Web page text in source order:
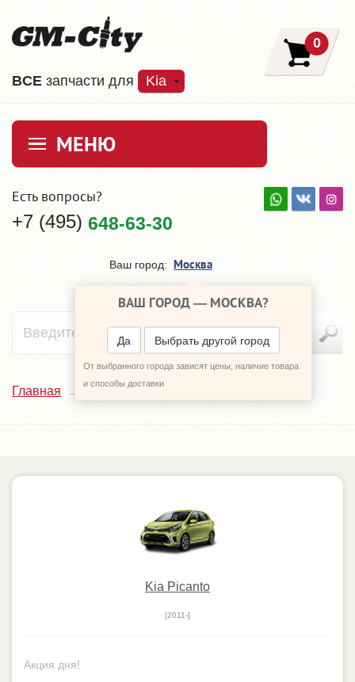
ВCE запчасти для Kia
0
МЕНЮ
Есть вопросы?
+7 (495) 648-63-30
Ваш город: Москва
ВАШ ГОРОД — МОСКВА?
Да Выбрать другой город
От выбранного города зависят цены, наличие товара
и способы доставки
Главная Каталог
Kia Picanto
[2011-]